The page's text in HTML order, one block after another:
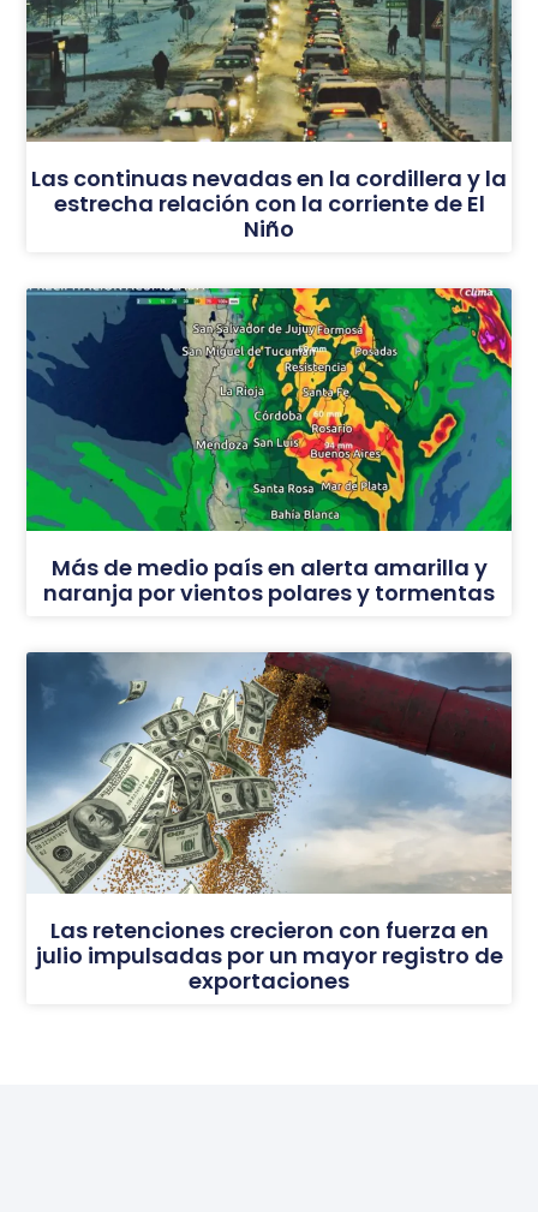
Las continuas nevadas en la cordillera y la
estrecha relación con la corriente de El
Niño
Más de medio país en alerta amarilla y
naranja por vientos polares y tormentas
Las retenciones crecieron con fuerza en
julio impulsadas por un mayor registro de
exportaciones